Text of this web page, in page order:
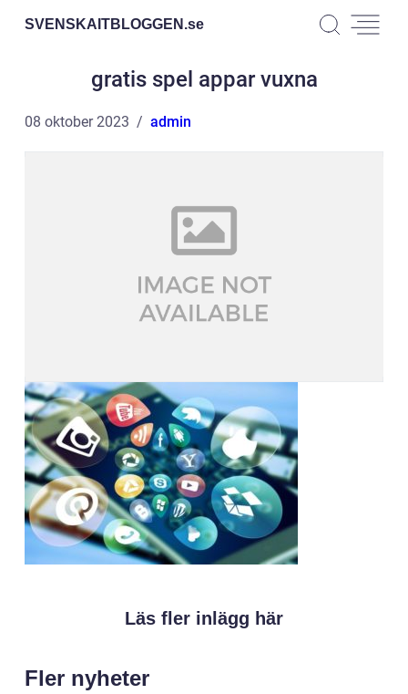
SVENSKAITBLOGGEN.se
gratis spel appar vuxna
08 oktober 2023 admin
Läs fler inlägg här
Fler nyheter